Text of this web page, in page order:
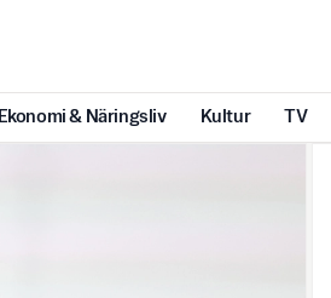
Ekonomi & Näringsliv Kultur TV